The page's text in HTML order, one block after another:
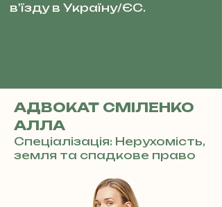
в'їзду в Україну/ЄС.
АДВОКАТ СМІЛЕНКО
АЛЛА
Спеціалізація: Нерухомість,
земля та спадкове право